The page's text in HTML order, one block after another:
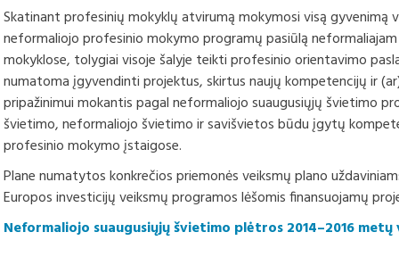
Tarnybiniai automobiliai
Skatinant profesinių mokyklų atvirumą mokymosi visą gyvenimą
neformaliojo profesinio mokymo programų pasiūlą
mokyklose, tolygiai visoje šalyje teikti profesinio orientavimo
numatoma įgyvendinti projektus, skirtus naujų kompetencijų ir
pripažinimui mokantis pagal neformaliojo suaugusiųjų švietimo
švietimo, neformaliojo švietimo ir savišvietos būdu įgytų
profesinio mokymo įstaigose.
Plane numatytos konkrečios priemonės veiksmų plano
Europos investicijų veiksmų programos lėšomis finansuojamų
Neformaliojo suaugusiųjų švietimo plėtros 2014–2016 metų